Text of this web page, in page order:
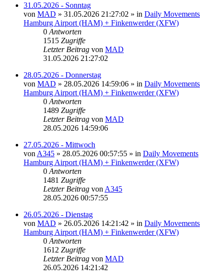
31.05.2026 - Sonntag
von MAD » 31.05.2026 21:27:02 » in Daily Movements
Hamburg Airport (HAM) + Finkenwerder (XFW)
0 Antworten
1515 Zugriffe
Letzter Beitrag von MAD
31.05.2026 21:27:02
28.05.2026 - Donnerstag
von MAD » 28.05.2026 14:59:06 » in Daily Movements
Hamburg Airport (HAM) + Finkenwerder (XFW)
0 Antworten
1489 Zugriffe
Letzter Beitrag von MAD
28.05.2026 14:59:06
27.05.2026 - Mittwoch
von A345 » 28.05.2026 00:57:55 » in Daily Movements
Hamburg Airport (HAM) + Finkenwerder (XFW)
0 Antworten
1481 Zugriffe
Letzter Beitrag von A345
28.05.2026 00:57:55
26.05.2026 - Dienstag
von MAD » 26.05.2026 14:21:42 » in Daily Movements
Hamburg Airport (HAM) + Finkenwerder (XFW)
0 Antworten
1612 Zugriffe
Letzter Beitrag von MAD
26.05.2026 14:21:42